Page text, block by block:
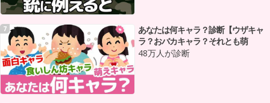
7
あなたは何キャラ？診断【ウザキャ
ラ？おバカキャラ？それとも萌
48万人が診断